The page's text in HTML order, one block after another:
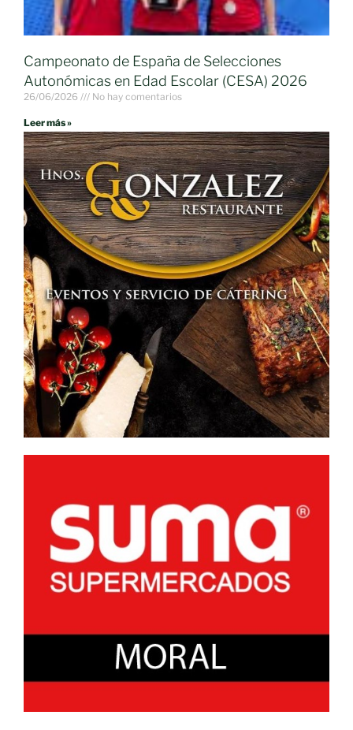
Campeonato de España de Selecciones
Autonómicas en Edad Escolar (CESA) 2026
26/06/2026 No hay comentarios
Leer más »